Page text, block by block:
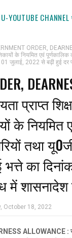
YOUTUBE
ORDER,
के नियमित एवं पूर्णकालिक
01 जुलाई, 2022 से बढ़ी हुई
प्राप्त
के नियमित
तथा
भत्ते का
में शासनादेश
October 18, 2022
ALLOWANCE :
सूचना: